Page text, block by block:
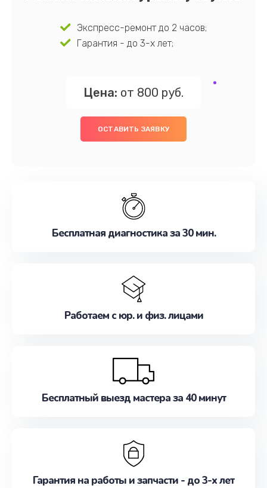
Экспресс-ремонт до 2 часов;
Гарантия - до 3-х лет;
Цена: от 800 руб.
ОСТАВИТЬ ЗАЯВКУ
Бесплатная диагностика за 30 мин.
Работаем с юр. и физ. лицами
Бесплатный выезд мастера за 40 минут
Гарантия на работы и запчасти - до 3-х лет